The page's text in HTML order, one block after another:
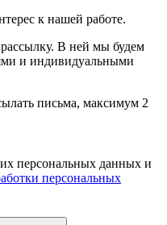
к нашей работе.
В ней мы будем
и индивидуальными
письма, максимум 2
персональных данных и
персональных